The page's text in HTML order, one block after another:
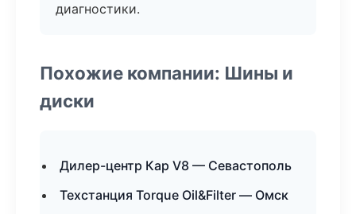
диагностики.
Похожие компании: Шины и
диски
Дилер-центр Кар V8 — Севастополь
Техстанция Torque Oil&Filter — Омск